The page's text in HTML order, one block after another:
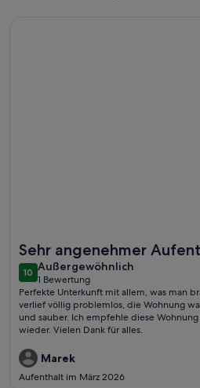
Sehr angenehmer
1010 von 10
Außergewöhnlich
außergewöhnlich
1 Bewertung
(1
bewertung)
Perfekte Unterkunft mit allem, was man
verlief völlig problemlos, die Wohnung
und sauber. Ich empfehle diese
wieder. Vielen Dank für alles.
Marek
Aufenthalt im März 2026
Weitere Infos zu Apartment Alte